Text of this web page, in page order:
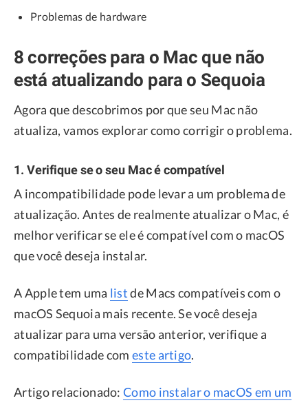
Problemas de hardware
8 correções para o Mac que não
está atualizando para o Sequoia
Agora que descobrimos por que seu Mac não
atualiza, vamos explorar como corrigir o problema.
1. Verifique se o seu Mac é compatível
A incompatibilidade pode levar a um problema de
atualização. Antes de realmente atualizar o Mac, é
melhor verificar se ele é compatível com o macOS
que você deseja instalar.
A Apple tem uma listde Macs compatíveis com o
macOS Sequoia mais recente. Se você deseja
atualizar para uma versão anterior, verifique a
compatibilidade comeste artigo.
Artigo relacionado:Como instalar o macOS em um